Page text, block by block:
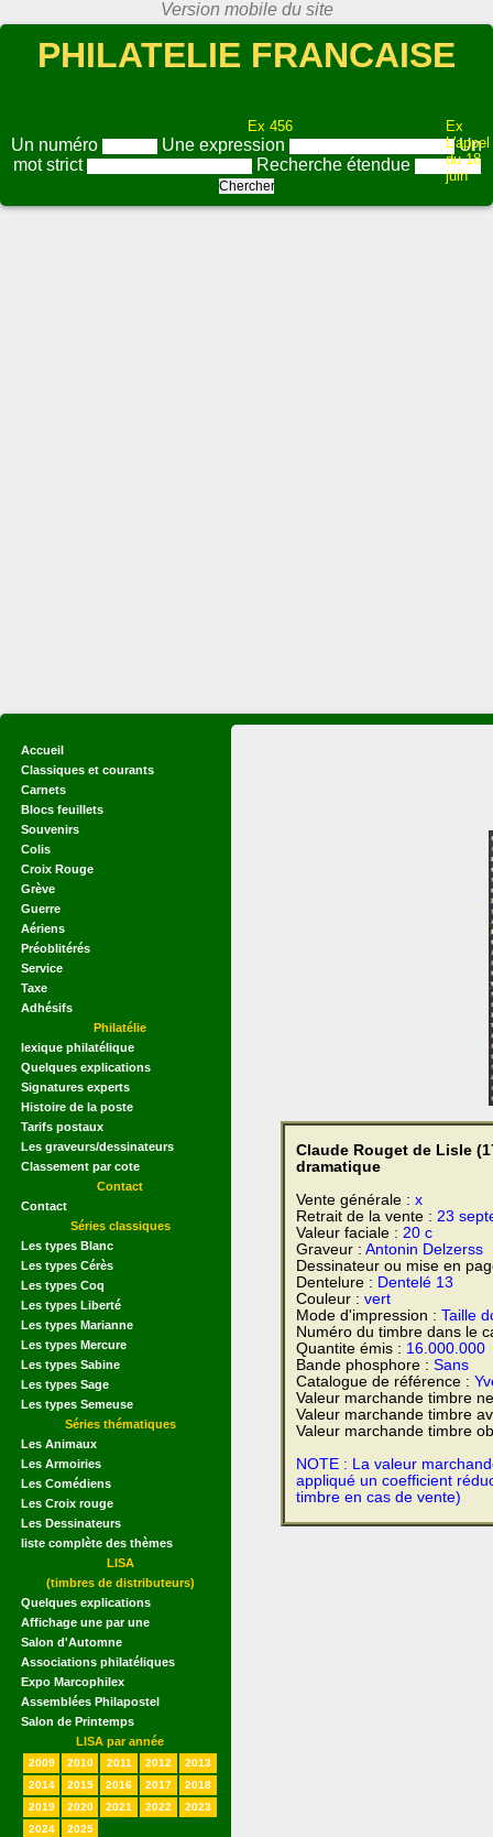
PHILATELIE FRANCAISE
Ex 456
Ex
L'appel
du 18
juin
Un numéro Une expression
Un
mot strict
Recherche étendue
Accueil
Classiques et courants
Carnets
Blocs feuillets
Souvenirs
Colis
Croix Rouge
Grève
Guerre
Aériens
Préoblitérés
Service
Taxe
Adhésifs
Philatélie
lexique philatélique
Quelques explications
Signatures experts
Histoire de la poste
Tarifs postaux
Les graveurs/dessinateurs
Classement par cote
Contact
Contact
Séries classiques
Les types Blanc
Les types Cérès
Les types Coq
Les types Liberté
Les types Marianne
Les types Mercure
Les types Sabine
Les types Sage
Les types Semeuse
Séries thématiques
Les Animaux
Les Armoiries
Les Comédiens
Les Croix rouge
Les Dessinateurs
liste complète des thèmes
LISA
(timbres de distributeurs)
Quelques explications
Affichage une par une
Salon d'Automne
Associations philatéliques
Expo Marcophilex
Assemblées Philapostel
Salon de Printemps
LISA par année
2009 2010 2011 2012
2013
2014
2015 2016 2017
2018
2019
2020 2021 2022
2023
2024
2025
Claude Rouget de Lisle
dramatique
Vente générale : x
Retrait de la vente : 23
Valeur faciale : 20 c
Graveur : Antonin Delzerss
Dessinateur ou mise en
Dentelure : Dentelé 13
Couleur : vert
Mode d'impression : Taille
Numéro du timbre dans le
Quantite émis : 16.000.000
Bande phosphore : Sans
Catalogue de référence :
Valeur marchande timbre
Valeur marchande timbre
Valeur marchande timbre
NOTE : La valeur
appliqué un coefficient
timbre en cas de vente)